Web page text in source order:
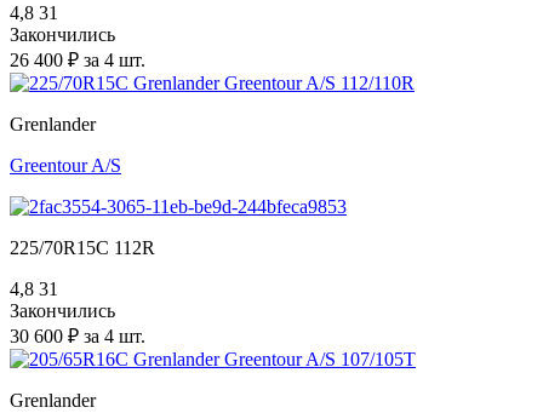
4,8 31
Закончились
26 400 ₽ за 4 шт.
Grenlander
Greentour A/S
225/70R15C 112R
4,8 31
Закончились
30 600 ₽ за 4 шт.
Grenlander